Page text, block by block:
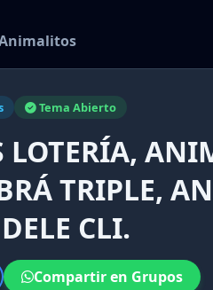
Tema Abierto
LOTERÍA,
TRIPLE,
CLI.
Compartir en Grupos